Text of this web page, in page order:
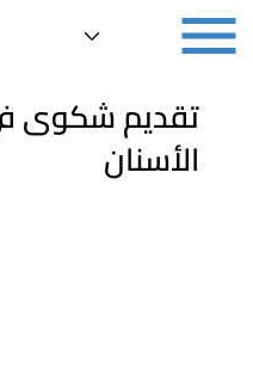
تقديم شكوى
الأسنان